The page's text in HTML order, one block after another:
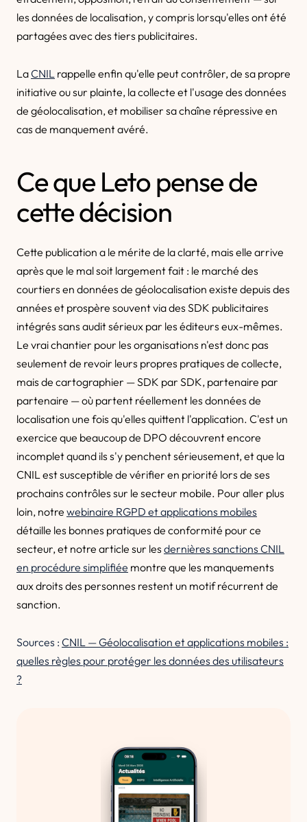
les données de localisation, y compris lorsqu'elles ont été
partagées avec des tiers publicitaires.
LaCNIL rappelle enfin qu'elle peut contrôler, de sa propre
initiative ou sur plainte, la collecte et l'usage des données
de géolocalisation, et mobiliser sa chaîne répressive en
cas de manquement avéré.
Ce que Leto pense de
cette décision
Cette publication a le mérite de la clarté, mais elle arrive
après que le mal soit largement fait : le marché des
courtiers en données de géolocalisation existe depuis des
années et prospère souvent via des SDK publicitaires
intégrés sans audit sérieux par les éditeurs eux-mêmes.
Le vrai chantier pour les organisations n'est donc pas
seulement de revoir leurs propres pratiques de collecte,
mais de cartographier — SDK par SDK, partenaire par
partenaire — où partent réellement les données de
localisation une fois qu'elles quittent l'application. C'est un
exercice que beaucoup de DPO découvrent encore
incomplet quand ils s'y penchent sérieusement, et que la
CNIL est susceptible de vérifier en priorité lors de ses
prochains contrôles sur le secteur mobile. Pour aller plus
loin, notre webinaire RGPD et applications mobiles
détaille les bonnes pratiques de conformité pour ce
secteur, et notre article sur les dernières sanctions CNIL
en procédure simplifiée montre que les manquements
aux droits des personnes restent un motif récurrent de
sanction.
Sources : CNIL — Géolocalisation et applications mobiles :
quelles règles pour protéger les données des utilisateurs
?